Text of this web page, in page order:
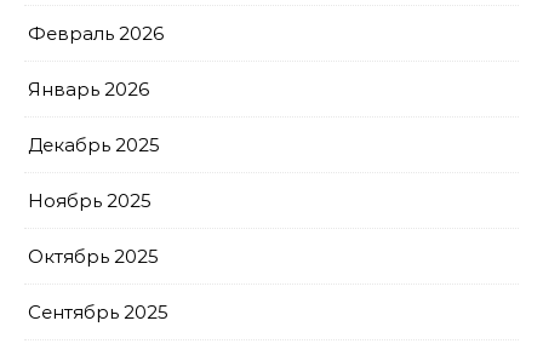
Февраль 2026
Январь 2026
Декабрь 2025
Ноябрь 2025
Октябрь 2025
Сентябрь 2025